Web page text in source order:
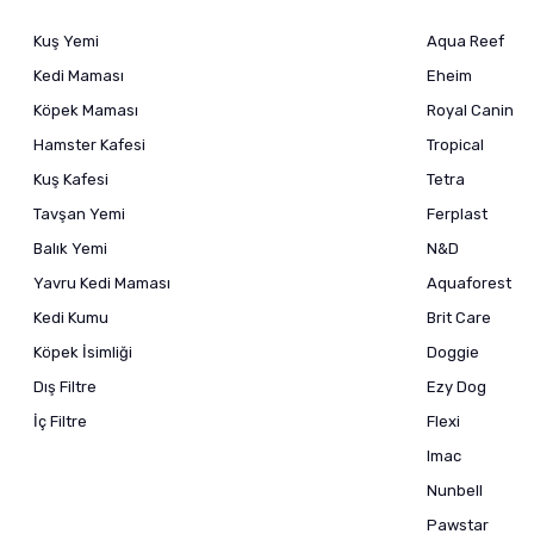
Kuş Yemi
Kedi Maması
Köpek Maması
Hamster Kafesi
Kuş Kafesi
Tavşan Yemi
Balık Yemi
Yavru Kedi Maması
Kedi Kumu
Köpek İsimliği
Dış Filtre
İç Filtre
Aqua Reef
Eheim
Royal Canin
Tropical
Tetra
Ferplast
N&D
Aquaforest
Brit Care
Doggie
Ezy Dog
Flexi
Imac
Nunbell
Pawstar